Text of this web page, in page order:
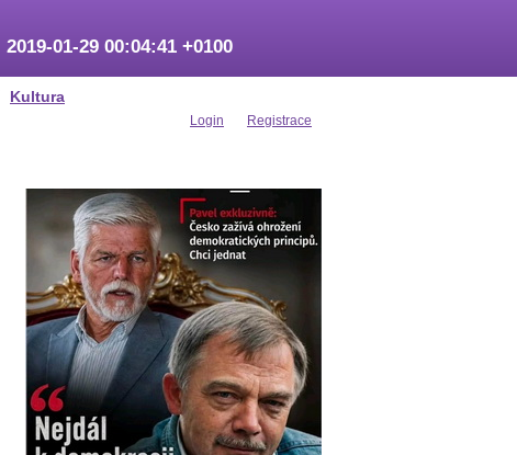
Kultura
2019-01-29 00:04:41 +0100
Login Registrace